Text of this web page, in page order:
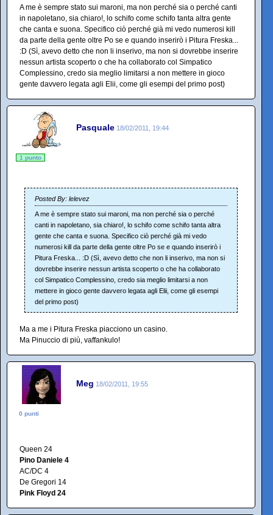
A me è sempre stato sui maroni, ma non perché sia o perché canti
in napoletano, sia chiaro!, lo schifo come schifo tanta altra gente
che canta e suona. Specifico ciò perché già mi vedo numerosi kill
da parte della gente oltre Po se e quando inserirò i Pitura Freska...
:D (Sì, avevo detto che non li inserivo, ma non si dovrebbe inserire
nessun artista scoperto o che ha collaborato col Simpatico
Complessino, credo sia meglio limitarsi a non mettere in gioco
gente davvero legata agli Elii, come gli esempi del primo post)
Pasquale 18/02/2011, 19:44
1 punto
Posted By: lelevez
A me è sempre stato sui maroni, ma non perché sia o perché
canti in napoletano, sia chiaro!, lo schifo come schifo tanta altra
gente che canta e suona. Specifico ciò perché già mi vedo
numerosi kill da parte della gente oltre Po se e quando inserirò i
Pitura Freska... :D (Sì, avevo detto che non li inserivo, ma non si
dovrebbe inserire nessun artista scoperto o che ha collaborato
col Simpatico Complessino, credo sia meglio limitarsi a non
mettere in gioco gente davvero legata agli Elii, come gli esempi
del primo post)
Ma a me i Pitura Freska piacciono un casino.
Ma Pinuccio di più, vaffankulo!
Meg 18/02/2011, 19:55
0 punti
Queen 24
Pino Daniele 4
AC/DC 4
De Gregori 14
Pink Floyd 24